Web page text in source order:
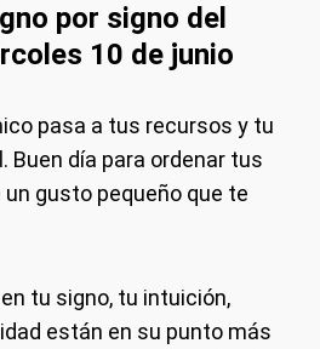
por signo del
10 de junio
pasa a tus recursos y tu
Buen día para ordenar tus
gusto pequeño que te
tu signo, tu intuición,
están en su punto más